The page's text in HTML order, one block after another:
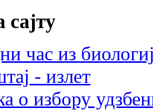
сајту
час из
- излет
о избору